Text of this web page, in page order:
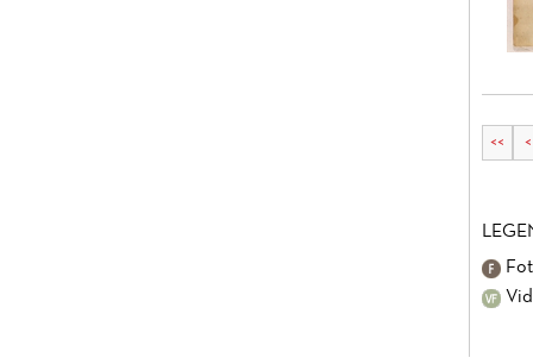
<< <